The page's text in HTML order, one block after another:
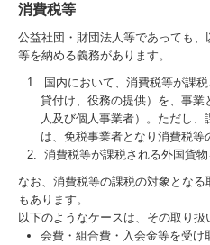
消費税等
公益社団・財団法人等であっても
等を納める義務があります。
国内において、消費税等が課
貸付け、役務の提供）を、事
人及び個人事業者）。ただし
は、免税事業者となり消費税等
消費税等が課税される外国貨
なお、消費税等の課税の対象とな
もあります。
以下のようなケースは、その取り扱
会費・組合費・入会金等を受け